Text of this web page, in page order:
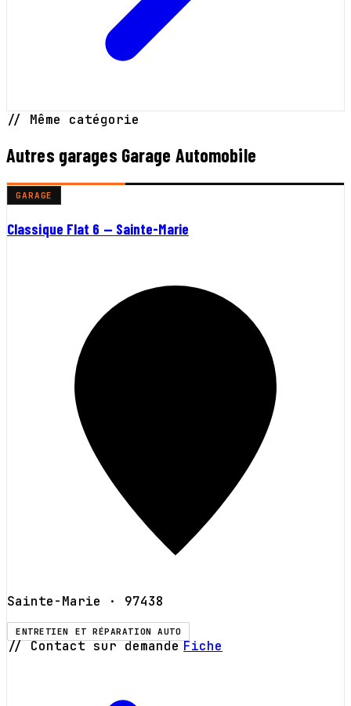
// Même catégorie
Autres garages Garage Automobile
GARAGE
Classique Flat 6 — Sainte-Marie
Sainte-Marie · 97438
ENTRETIEN ET RÉPARATION AUTO
// Contact sur demande Fiche